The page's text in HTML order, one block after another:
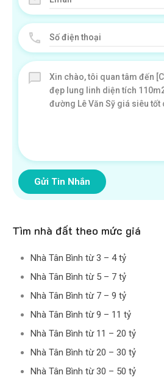
Gửi Tin Nhắn
Tìm nhà đất theo mức giá
Nhà Tân Bình từ 3 – 4 tỷ
Nhà Tân Bình từ 5 – 7 tỷ
Nhà Tân Bình từ 7 – 9 tỷ
Nhà Tân Bình từ 9 – 11 tỷ
Nhà Tân Bình từ 11 – 20 tỷ
Nhà Tân Bình từ 20 – 30 tỷ
Nhà Tân Bình từ 30 – 50 tỷ